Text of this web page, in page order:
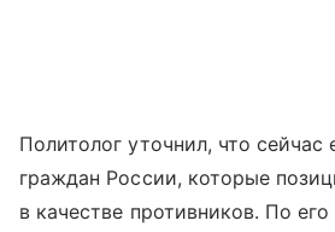
Политолог уточнил, что сейчас
граждан России, которые
в качестве противников. По